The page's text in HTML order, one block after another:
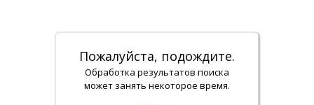
Пожалуйста, подождите.
Обработка результатов поиска
может занять некоторое время.